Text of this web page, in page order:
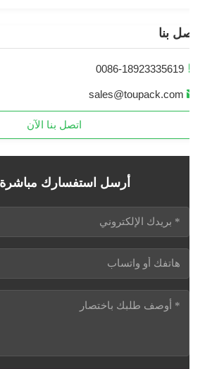
بنا
0086-18923335619
sales@toupack.com
اتصل بنا الآن
أرسل استفسارك مباشرة إلينا